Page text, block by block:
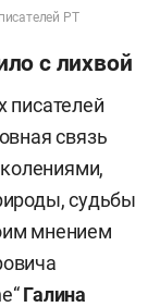
РТ
с лихвой
писателей
связь
судьбы
мнением
Галина